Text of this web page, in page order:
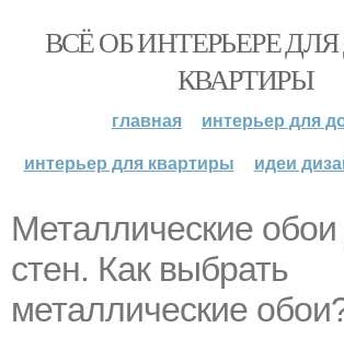
ВСЁ ОБ ИНТЕРЬЕРЕ
КВАРТИРЫ
главная
интерьер для
интерьер для квартиры
идеи
Металлические
стен. Как выбрать
металлические